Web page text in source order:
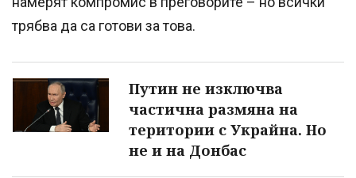
трябва да са готови за това.
Путин не изключва
частична размяна на
територии с Украйна. Но
не и на Донбас